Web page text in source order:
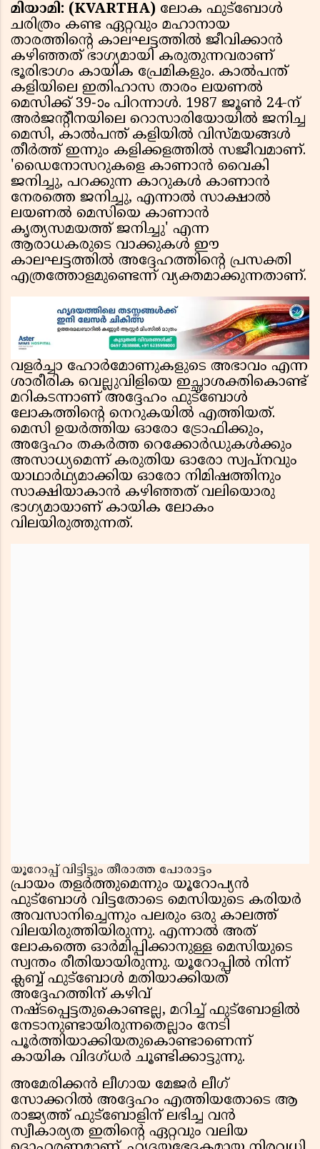
മിയാമി: (KVARTHA) ലോക ഫുട്ബോൾ
ചരിത്രം കണ്ട ഏറ്റവും മഹാനായ
താരത്തിൻ്റെ കാലഘട്ടത്തിൽ ജീവിക്കാൻ
കഴിഞ്ഞത് ഭാഗ്യമായി കരുതുന്നവരാണ്
ഭൂരിഭാഗം കായിക പ്രേമികളും. കാൽപന്ത്
കളിയിലെ ഇതിഹാസ താരം ലയണൽ
മെസിക്ക് 39-ാം പിറന്നാൾ. 1987 ജൂൺ 24-ന്
അർജൻ്റീനയിലെ റൊസാരിയോയിൽ ജനിച്ച
മെസി, കാൽപന്ത് കളിയിൽ വിസ്മയങ്ങൾ
തീർത്ത് ഇന്നും കളിക്കളത്തിൽ സജീവമാണ്.
'ഡൈനോസറുകളെ കാണാൻ വൈകി
ജനിച്ചു, പറക്കുന്ന കാറുകൾ കാണാൻ
നേരത്തെ ജനിച്ചു, എന്നാൽ സാക്ഷാൽ
ലയണൽ മെസിയെ കാണാൻ
കൃത്യസമയത്ത് ജനിച്ചു' എന്ന
ആരാധകരുടെ വാക്കുകൾ ഈ
കാലഘട്ടത്തിൽ അദ്ദേഹത്തിൻ്റെ പ്രസക്തി
എത്രത്തോളമുണ്ടെന്ന് വ്യക്തമാക്കുന്നതാണ്.
വളർച്ചാ ഹോർമോണുകളുടെ അഭാവം എന്ന
ശാരീരിക വെല്ലുവിളിയെ ഇച്ഛാശക്തികൊണ്ട്
മറികടന്നാണ് അദ്ദേഹം ഫുട്ബോൾ
ലോകത്തിൻ്റെ നെറുകയിൽ എത്തിയത്.
മെസി ഉയർത്തിയ ഓരോ ട്രോഫിക്കും,
അദ്ദേഹം തകർത്ത റെക്കോർഡുകൾക്കും
അസാധ്യമെന്ന് കരുതിയ ഓരോ സ്വപ്നവും
യാഥാർഥ്യമാക്കിയ ഓരോ നിമിഷത്തിനും
സാക്ഷിയാകാൻ കഴിഞ്ഞത് വലിയൊരു
ഭാഗ്യമായാണ് കായിക ലോകം
വിലയിരുത്തുന്നത്.
യൂറോപ്പ് വിട്ടിട്ടും തീരാത്ത പോരാട്ടം
പ്രായം തളർത്തുമെന്നും യൂറോപ്യൻ
ഫുട്ബോൾ വിട്ടതോടെ മെസിയുടെ കരിയർ
അവസാനിച്ചെന്നും പലരും ഒരു കാലത്ത്
വിലയിരുത്തിയിരുന്നു. എന്നാൽ അത്
ലോകത്തെ ഓർമിപ്പിക്കാനുള്ള മെസിയുടെ
സ്വന്തം രീതിയായിരുന്നു. യൂറോപ്പിൽ നിന്ന്
ക്ലബ്ബ് ഫുട്ബോൾ മതിയാക്കിയത്
അദ്ദേഹത്തിന് കഴിവ്
നഷ്ടപ്പെട്ടതുകൊണ്ടല്ല, മറിച്ച് ഫുട്ബോളിൽ
നേടാനുണ്ടായിരുന്നതെല്ലാം നേടി
പൂർത്തിയാക്കിയതുകൊണ്ടാണെന്ന്
കായിക വിദഗ്ധർ ചൂണ്ടിക്കാട്ടുന്നു.
അമേരിക്കൻ ലീഗായ മേജർ ലീഗ്
സോക്കറിൽ അദ്ദേഹം എത്തിയതോടെ ആ
രാജ്യത്ത് ഫുട്ബോളിന് ലഭിച്ച വൻ
സ്വീകാര്യത ഇതിൻ്റെ ഏറ്റവും വലിയ